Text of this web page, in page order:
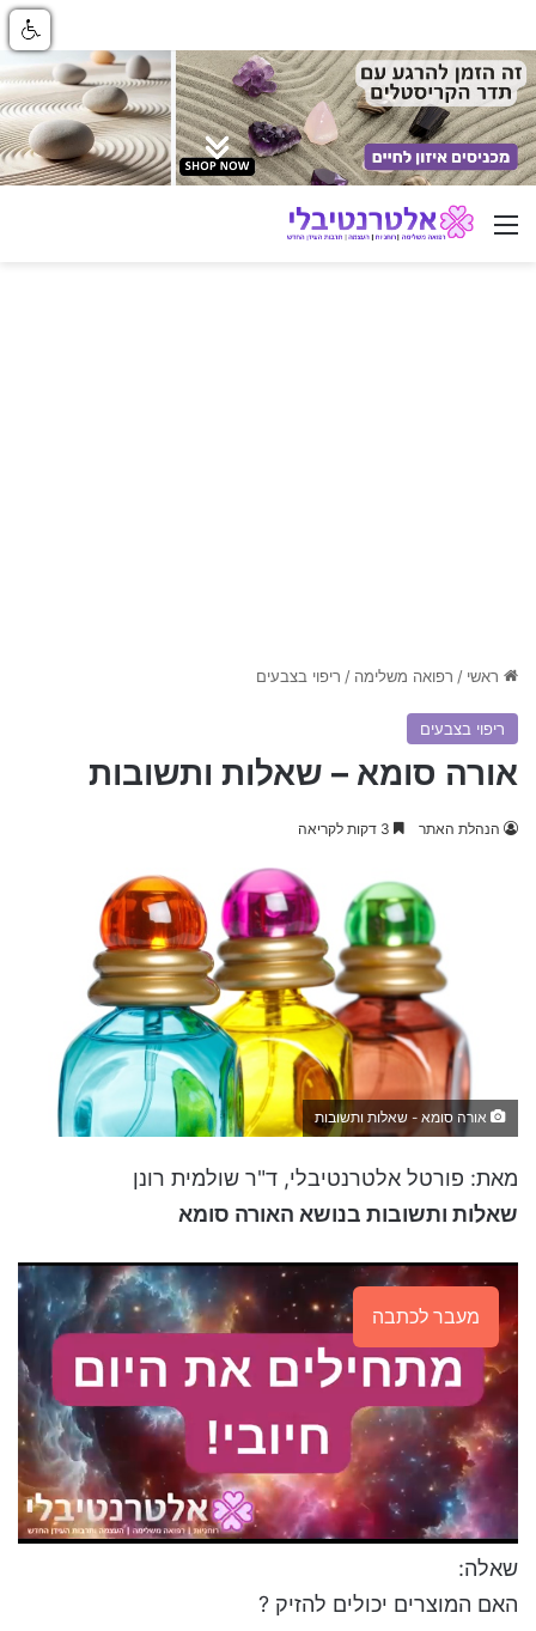
ניווט באתר
ראשי / רפואה משלימה / ריפוי בצבעים
ריפוי בצבעים
אורה סומא – שאלות ותשובות
הנהלת האתר
אורה סומא - שאלות ותשובות
מאת: פורטל אלטרנטיבלי, ד"ר שולמית רונן
שאלות ותשובות בנושא האורה סומא
מעבר לכתבה
שאלה:
האם המוצרים יכולים להזיק ?